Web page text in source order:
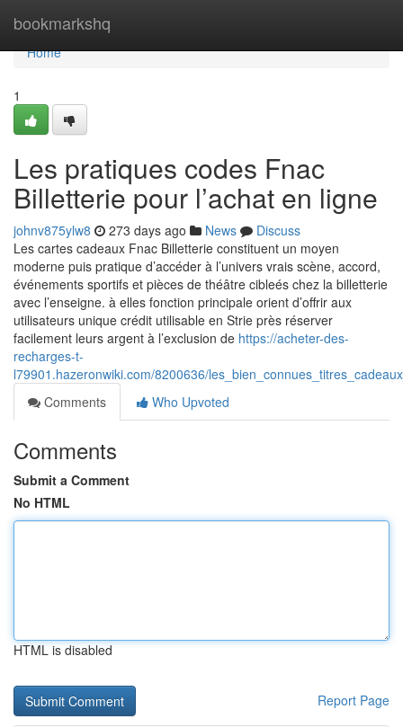
bookmarkshq
Home
Home
1
Les pratiques codes Fnac
Billetterie pour l’achat en ligne
johnv875ylw8 273 days ago News
Discuss
Les cartes cadeaux Fnac Billetterie constituent un moyen
moderne puis pratique d’accéder à l’univers vrais scène, accord,
événements sportifs et pièces de théâtre cibleés chez la billetterie
avec l’enseigne. à elles fonction principale orient d’offrir aux
utilisateurs unique crédit utilisable en Strie près réserver
facilement leurs argent à l’exclusion de https://acheter-des-
recharges-t-
l79901.hazeronwiki.com/8200636/
Comments
Who Upvoted
Comments
Submit a Comment
No HTML
HTML is disabled
Report Page